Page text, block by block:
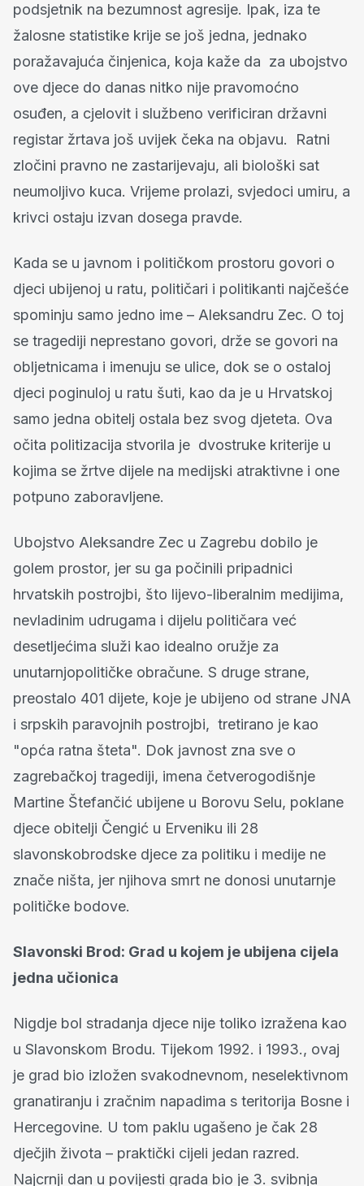
podsjetnik na bezumnost agresije. Ipak, iza te
žalosne statistike krije se još jedna, jednako
poražavajuća činjenica, koja kaže da za ubojstvo
ove djece do danas nitko nije pravomoćno
osuđen, a cjelovit i službeno verificiran državni
registar žrtava još uvijek čeka na objavu. Ratni
zločini pravno ne zastarijevaju, ali biološki sat
neumoljivo kuca. Vrijeme prolazi, svjedoci umiru, a
krivci ostaju izvan dosega pravde.
Kada se u javnom i političkom prostoru govori o
djeci ubijenoj u ratu, političari i politikanti najčešće
spominju samo jedno ime – Aleksandru Zec. O toj
se tragediji neprestano govori, drže se govori na
obljetnicama i imenuju se ulice, dok se o ostaloj
djeci poginuloj u ratu šuti, kao da je u Hrvatskoj
samo jedna obitelj ostala bez svog djeteta. Ova
očita politizacija stvorila je dvostruke kriterije u
kojima se žrtve dijele na medijski atraktivne i one
potpuno zaboravljene.
Ubojstvo Aleksandre Zec u Zagrebu dobilo je
golem prostor, jer su ga počinili pripadnici
hrvatskih postrojbi, što lijevo-liberalnim medijima,
nevladinim udrugama i dijelu političara već
desetljećima služi kao idealno oružje za
unutarnjopolitičke obračune. S druge strane,
preostalo 401 dijete, koje je ubijeno od strane JNA
i srpskih paravojnih postrojbi, tretirano je kao
"opća ratna šteta". Dok javnost zna sve o
zagrebačkoj tragediji, imena četverogodišnje
Martine Štefančić ubijene u Borovu Selu, poklane
djece obitelji Čengić u Erveniku ili 28
slavonskobrodske djece za politiku i medije ne
znače ništa, jer njihova smrt ne donosi unutarnje
političke bodove.
Slavonski Brod: Grad u kojem je ubijena cijela
jedna učionica
Nigdje bol stradanja djece nije toliko izražena kao
u Slavonskom Brodu. Tijekom 1992. i 1993., ovaj
je grad bio izložen svakodnevnom, neselektivnom
granatiranju i zračnim napadima s teritorija Bosne i
Hercegovine. U tom paklu ugašeno je čak 28
dječjih života – praktički cijeli jedan razred.
Najcrnji dan u povijesti grada bio je 3. svibnja